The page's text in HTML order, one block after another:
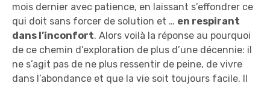
mois dernier avec patience, en laissant s’effondrer ce
qui doit sans forcer de solution et … en respirant
dans l’inconfort. Alors voilà la réponse au pourquoi
de ce chemin d’exploration de plus d’une décennie: il
ne s’agit pas de ne plus ressentir de peine, de vivre
dans l’abondance et que la vie soit toujours facile. Il